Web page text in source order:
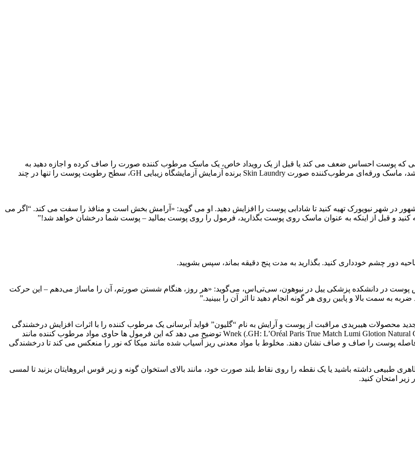
که پوست احساس ضعف می کند یا قبل از یک رویداد خاص، یک ماسک مرطوب کننده صورت را صاف کرده و اجازه دهید به
پوست خیس شود. با توجه به اندازه‌گیری‌هایی که با دستگاه کورنئومتر انجام شد، ماسک ورقه‌ای مرطوب‌کننده صورت Skin Laundry برنده آزمایش آزمایشگاه زیبایی GH، سطح رطوبت پوست را تنها در چند
در شهر نیویورک تهیه کنید تا شادابی پوست را افزایش دهید. او می گوید: «آرامش بخش است و منافذ را سفت می کند. “اگر می
کنید و قبل از اینکه به عنوان ماسک روی پوست بگذارید، فرمول را روی پوست بمالید – پوست شما درخشان خواهد شد!”
دور چشم خودداری کنید. بگذارید به مدت پنج دقیقه بماند، سپس بشویید.
در دانشکده پزشکی ییل در نیوهون، سی‌تی‌اس، می‌گوید: «هر روز، هنگام شستن صورتم، آن را ماساژ می‌دهم – این حرکت
بالا و پایین روی هر گونه انجام دهید تا اثر آن را ببینید.”
محصولات هیبریدی مراقبت از پوست و آرایش به نام “گلیون” فواید آبرسانی یک مرطوب کننده را با اثرات افزایش درخشندگی
یک هایلایتر ترکیب می کند. (یک مورد علاقه آزمایشگاه زیبایی GH: L’Oréal Paris True Match Lumi Glotion Natural Glow Enhancer.) Wnek توضیح می دهد که این فرمول ها حاوی مواد مرطوب کننده مانند
پوست را صاف و صاف نشان دهند. مخلوط با مواد معدنی ریز آسیاب شده مانند میکا که نور را منعکس می کند تا درخشندگی
طبیعی داشته باشید یا یک نقطه را روی نقاط بلند صورت خود، مانند بالای استخوان گونه و زیر قوس ابروهایتان بزنید تا لمسی